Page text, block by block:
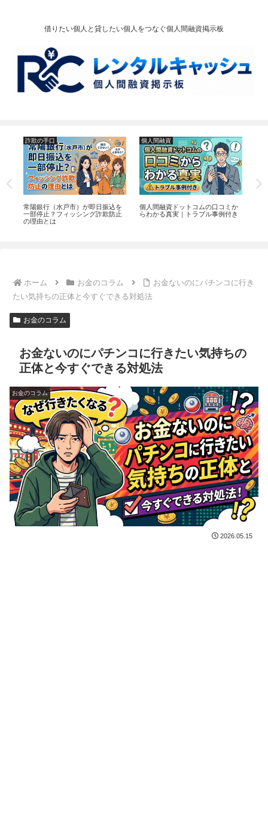
借りたい個人と貸したい個人をつなぐ個人間融資掲示板
詐欺の手口
常陽銀行（水戸市）が即日振込を
一部停止？フィッシング詐欺防止
の理由とは
個人間融資
個人間融資ドットコムの口コミか
らわかる真実｜トラブル事例付き
ホーム お金のコラム
お金ないのにパチンコに行き
たい気持ちの正体と今すぐできる対処法
お金のコラム
お金ないのにパチンコに行きたい気持ちの
正体と今すぐできる対処法
お金のコラム
2026.05.15